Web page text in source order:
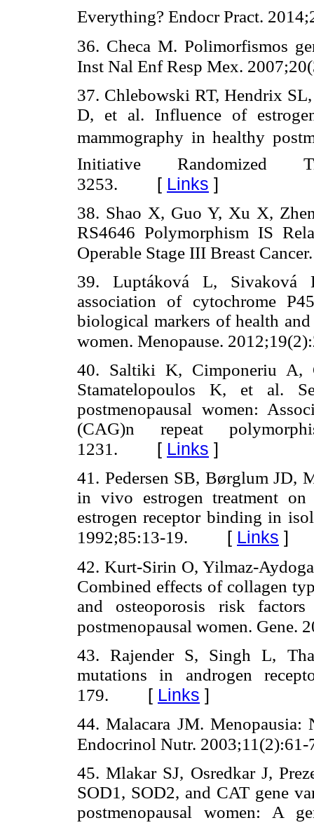
Everything? Endocr Pract.
36. Checa M. Polimorfismos
Inst Nal Enf Resp Mex.
37. Chlebowski RT, Hendrix
D, et al. Influence of
mammography in healthy
Initiative Randomized
3253. [ Links ]
38. Shao X, Guo Y, Xu X,
RS4646 Polymorphism IS
Operable Stage III Breast
39. Luptáková L, Sivaková
association of cytochrome
biological markers of health
women. Menopause.
40. Saltiki K, Cimponeriu A,
Stamatelopoulos K, et al.
postmenopausal women:
(CAG)n repeat
1231. [ Links ]
41. Pedersen SB, Børglum JD,
in vivo estrogen treatment on
estrogen receptor binding in
1992;85:13-19. [ Links ]
42. Kurt-Sirin O, Yilmaz-
Combined effects of collagen
and osteoporosis risk
postmenopausal women. Gene.
43. Rajender S, Singh L,
mutations in androgen
179. [ Links ]
44. Malacara JM. Menopausia:
Endocrinol Nutr. 2003;11(2):61-
45. Mlakar SJ, Osredkar J,
SOD1, SOD2, and CAT gene
postmenopausal women: A